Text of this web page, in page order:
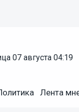
07 августа 04:19
Лента
СВО